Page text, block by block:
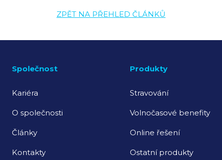
ZPĚT NA PŘEHLED ČLÁNKŮ
Společnost
Kariéra
O společnosti
Články
Kontakty
Produkty
Stravování
Volnočasové benefity
Online řešení
Ostatní produkty